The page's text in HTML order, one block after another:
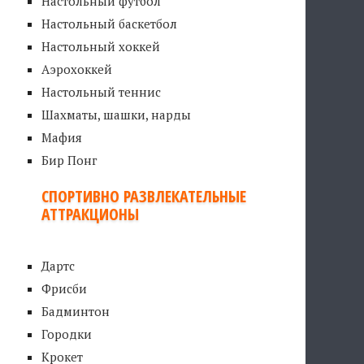
Настольный баскетбол
Настольный хоккей
Аэрохоккей
Настольный теннис
Шахматы, шашки, нарды
Мафия
Бир Понг
СПОРТИВНО РАЗВЛЕКАТЕЛЬНЫЕ
АТТРАКЦИОНЫ
Дартс
Фрисби
Бадминтон
Городки
Крокет